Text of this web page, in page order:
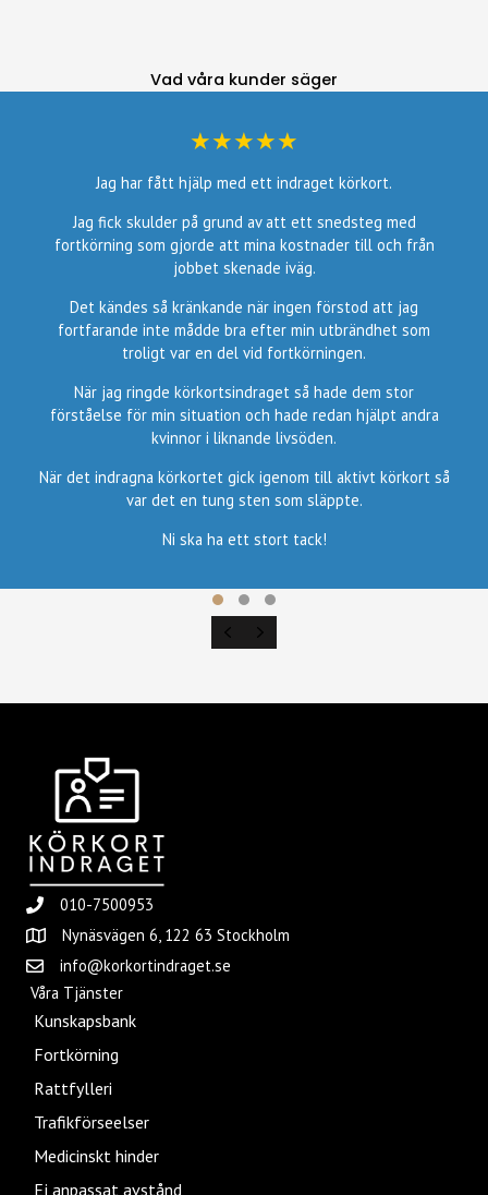
Vad våra kunder säger
★★★★★
Jag har fått hjälp med ett indraget körkort.
Jag fick skulder på grund av att ett snedsteg med
fortkörning som gjorde att mina kostnader till och från
jobbet skenade iväg.
Det kändes så kränkande när ingen förstod att jag
fortfarande inte mådde bra efter min utbrändhet som
troligt var en del vid fortkörningen.
När jag ringde körkortsindraget så hade dem stor
förståelse för min situation och hade redan hjälpt andra
kvinnor i liknande livsöden.
När det indragna körkortet gick igenom till aktivt körkort så
var det en tung sten som släppte.
Ni ska ha ett stort tack!
TESTIMONIAL SLIDE 1
TESTIMONIAL SLIDE 2
TESTIMONIAL SLIDE 3
PREVIOUS
NEXT
010-7500953
Nynäsvägen 6, 122 63 Stockholm
info@korkortindraget.se
Våra Tjänster
Kunskapsbank
Fortkörning
Rattfylleri
Trafikförseelser
Medicinskt hinder
Ej anpassat avstånd